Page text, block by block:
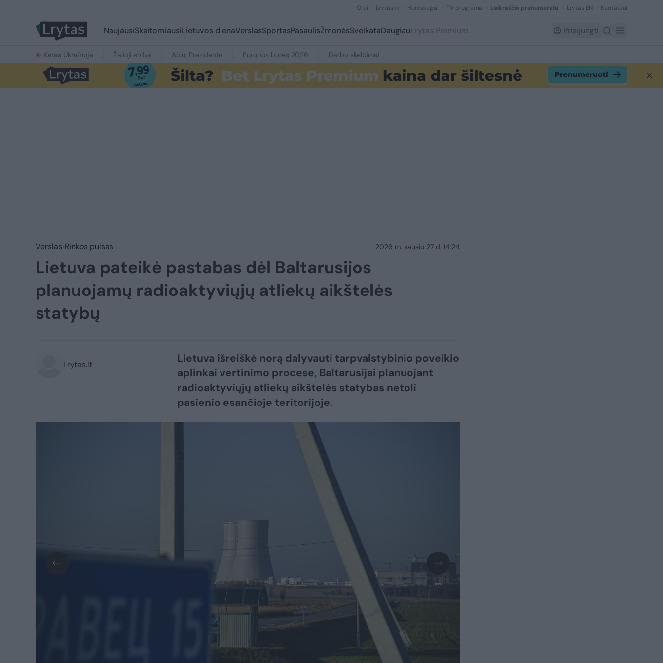
Orai Lrytas.tv Horoskopai TV programa Laikraščio prenumerata Lrytas EN Kontaktai
NaujausiSkaitomiausiLietuvos dienaVerslasSportasPasaulisŽmonėsSveikataDaugiauLrytas Premium Prisijungti
Karas Ukrainoje Žalioji erdvė Ačiū, Prezidente Europos burės 2026 Darbo skelbimai
Verslas Rinkos pulsas 2026 m. sausio 27 d. 14:24
Lietuva pateikė pastabas dėl Baltarusijos
planuojamų radioaktyviųjų atliekų aikštelės
statybų
Lrytas.lt
Lietuva išreiškė norą dalyvauti tarpvalstybinio poveikio
aplinkai vertinimo procese, Baltarusijai planuojant
radioaktyviųjų atliekų aikštelės statybas netoli
pasienio esančioje teritorijoje.